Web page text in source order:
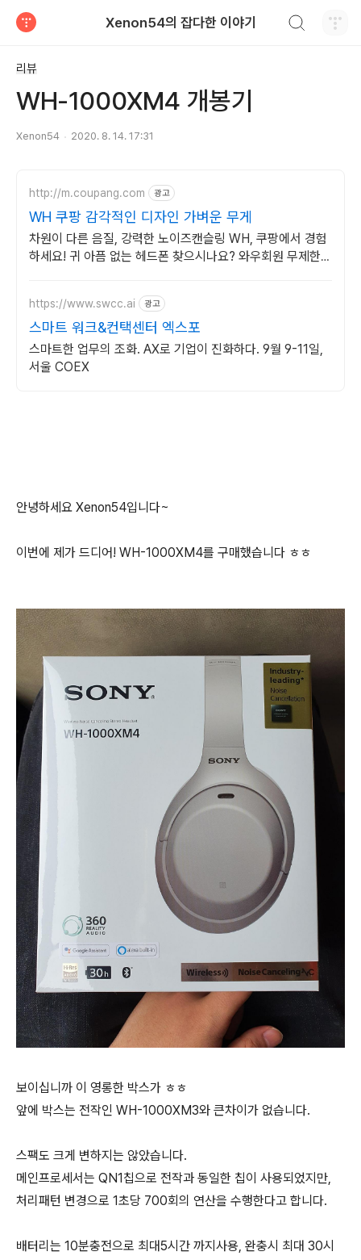
Xenon54의 잡다한 이야기
리뷰
WH-1000XM4 개봉기
Xenon54 2020. 8. 14. 17:31
http://m.coupang.com 광고
WH 쿠팡 감각적인 디자인 가벼운 무게
차원이 다른 음질, 강력한 노이즈캔슬링 WH, 쿠팡에서 경험
하세요! 귀 아픔 없는 헤드폰 찾으시나요? 와우회원 무제한
https://www.swcc.ai 광고
스마트 워크&컨택센터 엑스포
스마트한 업무의 조화. AX로 기업이 진화하다. 9월 9-11일,
서울 COEX
안녕하세요 Xenon54입니다~
이번에 제가 드디어! WH-1000XM4를 구매했습니다 ㅎㅎ
보이십니까 이 영롱한 박스가 ㅎㅎ
앞에 박스는 전작인 WH-1000XM3와 큰차이가 없습니다.
스팩도 크게 변하지는 않았습니다.
메인프로세서는 QN1칩으로 전작과 동일한 칩이 사용되었지만,
처리패턴 변경으로 1초당 700회의 연산을 수행한다고 합니다.
배터리는 10분충전으로 최대5시간 까지사용, 완충시 최대 30시